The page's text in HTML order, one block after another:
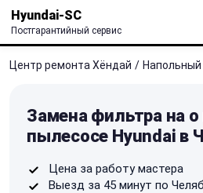
Hyundai-SC
Постгарантийный сервис
Центр ремонта Хёндай /
Замена фильтра на
пылесосе Hyundai в
Цена за работу мастера
Выезд за 45 минут по